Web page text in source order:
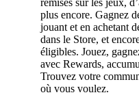
plus encore. Gagnez
jouant et en achetant
dans le Store, et
éligibles. Jouez,
avec Rewards,
Trouvez votre
où vous voulez.